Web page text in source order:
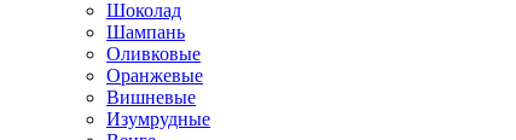
Шоколад
Шампань
Оливковые
Оранжевые
Вишневые
Изумрудные